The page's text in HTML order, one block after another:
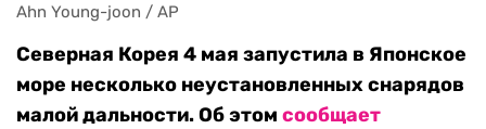
Ahn Young-joon / AP
Северная Корея 4 мая запустила в Японское
море несколько неустановленных снарядов
малой дальности. Об этом сообщает